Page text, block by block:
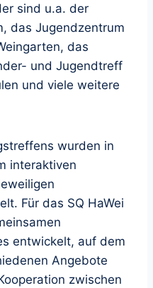
sind u.a. der
das Jugendzentrum
das
und Jugendtreff
und viele weitere
wurden in
interaktiven
Für das SQ HaWei
entwickelt, auf dem
Angebote
zwischen